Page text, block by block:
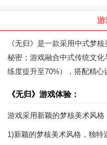
游
《无归》是一款采用中式梦
秘密；游戏融合中式传统文
练度提升至70%），搭配精
《无归》游戏体验：
游戏采用新颖的梦核美术风
1)新颖的梦核美术风格，独特